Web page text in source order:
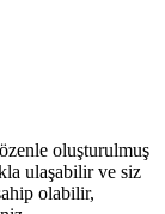
oluşturulmuş
ulaşabilir ve siz
olabilir,